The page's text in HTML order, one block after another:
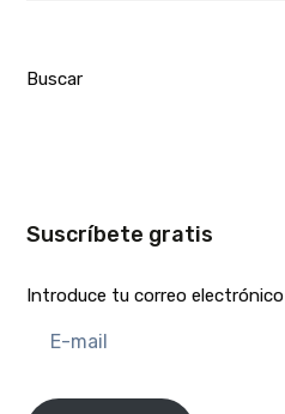
Buscar
Suscríbete gratis
Introduce tu correo electrónico
mail